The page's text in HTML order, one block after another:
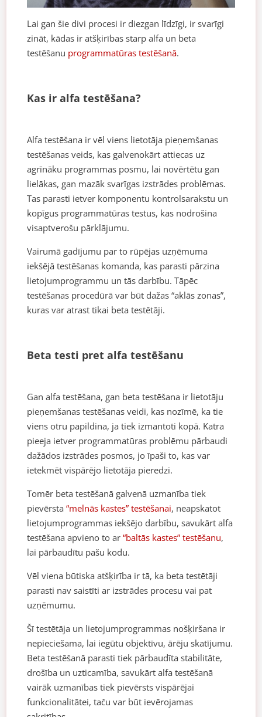
Lai gan šie divi procesi ir diezgan līdzīgi, ir svarīgi
zināt, kādas ir atšķirības starp alfa un beta
testēšanu programmatūras testēšanā.
Kas ir alfa testēšana?
Alfa testēšana ir vēl viens lietotāja pieņemšanas
testēšanas veids, kas galvenokārt attiecas uz
agrīnāku programmas posmu, lai novērtētu gan
lielākas, gan mazāk svarīgas izstrādes problēmas.
Tas parasti ietver komponentu kontrolsarakstu un
kopīgus programmatūras testus, kas nodrošina
visaptverošu pārklājumu.
Vairumā gadījumu par to rūpējas uzņēmuma
iekšējā testēšanas komanda, kas parasti pārzina
lietojumprogrammu un tās darbību. Tāpēc
testēšanas procedūrā var būt dažas “aklās zonas”,
kuras var atrast tikai beta testētāji.
Beta testi pret alfa testēšanu
Gan alfa testēšana, gan beta testēšana ir lietotāju
pieņemšanas testēšanas veidi, kas nozīmē, ka tie
viens otru papildina, ja tiek izmantoti kopā. Katra
pieeja ietver programmatūras problēmu pārbaudi
dažādos izstrādes posmos, jo īpaši to, kas var
ietekmēt vispārējo lietotāja pieredzi.
Tomēr beta testēšanā galvenā uzmanība tiek
pievērsta“melnās kastes” testēšanai, neapskatot
lietojumprogrammas iekšējo darbību, savukārt alfa
testēšana apvieno to ar“baltās kastes” testēšanu,
lai pārbaudītu pašu kodu.
Vēl viena būtiska atšķirība ir tā, ka beta testētāji
parasti nav saistīti ar izstrādes procesu vai pat
uzņēmumu.
Šī testētāja un lietojumprogrammas nošķiršana ir
nepieciešama, lai iegūtu objektīvu, ārēju skatījumu.
Beta testēšanā parasti tiek pārbaudīta stabilitāte,
drošība un uzticamība, savukārt alfa testēšanā
vairāk uzmanības tiek pievērsts vispārējai
funkcionalitātei, taču var būt ievērojamas